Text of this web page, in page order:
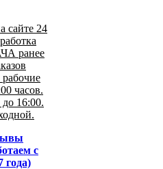
сайте 24
ранее
часов.
16:00.
с
года)